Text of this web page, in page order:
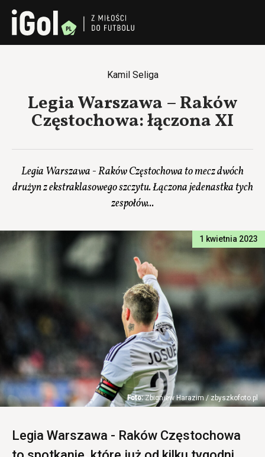
Kamil Seliga
Legia Warszawa – Raków
Częstochowa: łączona XI
Legia Warszawa - Raków Częstochowa to mecz dwóch
drużyn z ekstraklasowego szczytu. Łączona jedenastka tych
zespołów...
1 kwietnia 2023
Zbigniew Harazim / zbyszkofoto.pl
Legia Warszawa - Raków Częstochowa